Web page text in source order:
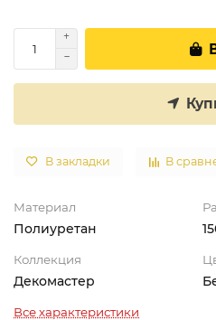
В закладки В
Материал
Полиуретан
Коллекция
Декомастер
Все характеристики